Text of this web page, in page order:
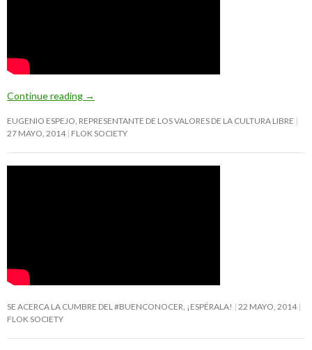
Continue reading →
EUGENIO ESPEJO, REPRESENTANTE DE LOS VALORES DE LA CULTURA LIBRE
27 MAYO, 2014 FLOK SOCIETY
SE ACERCA LA CUMBRE DEL #BUENCONOCER, ¡ESPÉRALA!
22 MAYO, 2014
FLOK SOCIETY